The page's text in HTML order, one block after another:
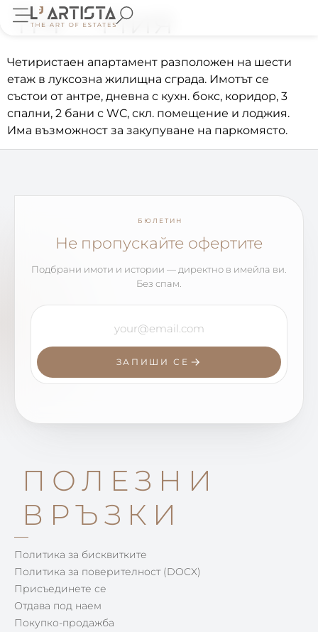
114 – Ния
Четиристаен апартамент разположен на шести
етаж в луксозна жилищна сграда. Имотът се
състои от антре, дневна с кухн. бокс, коридор, 3
спални, 2 бани с WC, скл. помещение и лоджия.
Има възможност за закупуване на паркомясто.
БЮЛЕТИН
Не пропускайте офертите
Подбрани имоти и истории — директно в имейла ви.
Без спам.
ЗАПИШИ СЕ
ПОЛЕЗНИ
ВРЪЗКИ
Политика за бисквитките
Политика за поверителност (DOCX)
Присъединете се
Отдава под наем
Покупко-продажба